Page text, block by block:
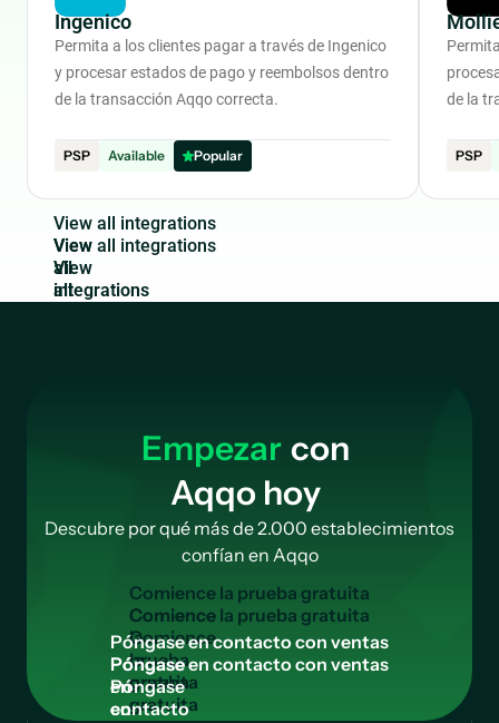
Ingenico
Permita a los clientes pagar a través de Ingenico
y procesar estados de pago y reembolsos dentro
de la transacción Aqqo correcta.
PSP Available Popular
de la
PSP
View a integrations
View
all
integrations
Empezar con
Aqqo hoy
Descubre por qué más de 2.000 establecimientos
confían en Aqqo
Comiencela pruebagratuita
Comience
la
prueba
gratuita
Póngaseencontactoconventas
Póngase
en
contacto